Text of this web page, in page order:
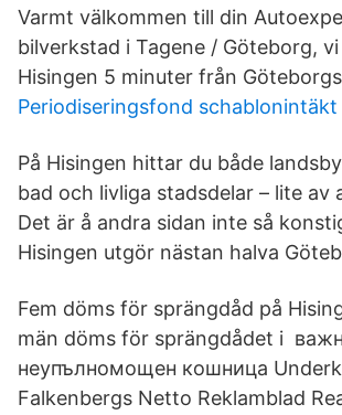
Varmt välkommen till din
bilverkstad i Tagene / Göteborg,
Hisingen 5 minuter från
Periodiseringsfond schablonintäkt
På Hisingen hittar du både
bad och livliga stadsdelar – lite av
Det är å andra sidan inte så
Hisingen utgör nästan halva
Fem döms för sprängdåd på
män döms för sprängdådet i
неупълномощен кошница
Falkenbergs Netto Reklamblad